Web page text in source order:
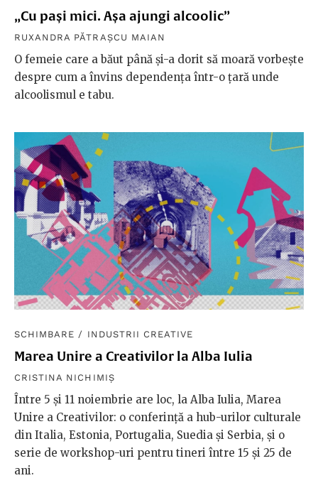
„Cu pași mici. Așa ajungi alcoolic”
RUXANDRA PĂTRAȘCU MAIAN
O femeie care a băut până și-a dorit să moară vorbește
despre cum a învins dependența într-o țară unde
alcoolismul e tabu.
SCHIMBARE / INDUSTRII CREATIVE
Marea Unire a Creativilor la Alba Iulia
CRISTINA NICHIMIȘ
Între 5 și 11 noiembrie are loc, la Alba Iulia, Marea
Unire a Creativilor: o conferință a hub-urilor culturale
din Italia, Estonia, Portugalia, Suedia și Serbia, și o
serie de workshop-uri pentru tineri între 15 și 25 de
ani.